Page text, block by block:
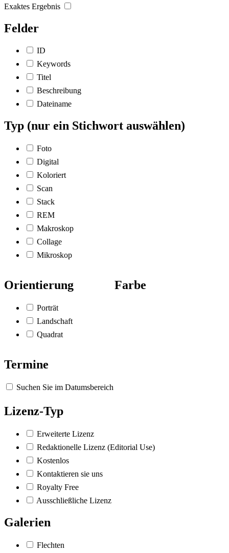
Exaktes Ergebnis
Felder
ID
Keywords
Titel
Beschreibung
Dateiname
Typ (nur ein Stichwort auswählen)
Foto
Digital
Koloriert
Scan
Stack
REM
Makroskop
Collage
Mikroskop
Orientierung
Porträt
Landschaft
Quadrat
Farbe
Termine
Suchen Sie im Datumsbereich
Lizenz-Typ
Erweiterte Lizenz
Redaktionelle Lizenz (Editorial Use)
Kostenlos
Kontaktieren sie uns
Royalty Free
Ausschließliche Lizenz
Galerien
Flechten